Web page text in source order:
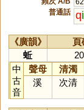
普通話 qi
《廣韻》 頁
蚯
中
古
音
聲母 清濁
溪
次清